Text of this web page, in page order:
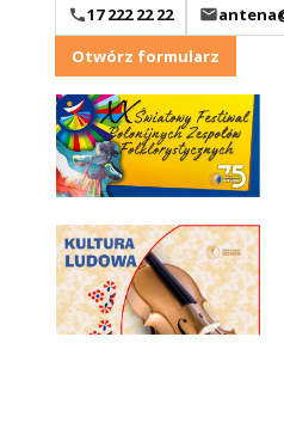
17 222 22 22
Otwórz formularz